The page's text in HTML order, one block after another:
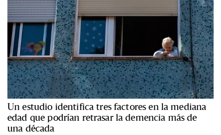
Un estudio identifica tres factores en la mediana
edad que podrían retrasar la demencia más de
una década